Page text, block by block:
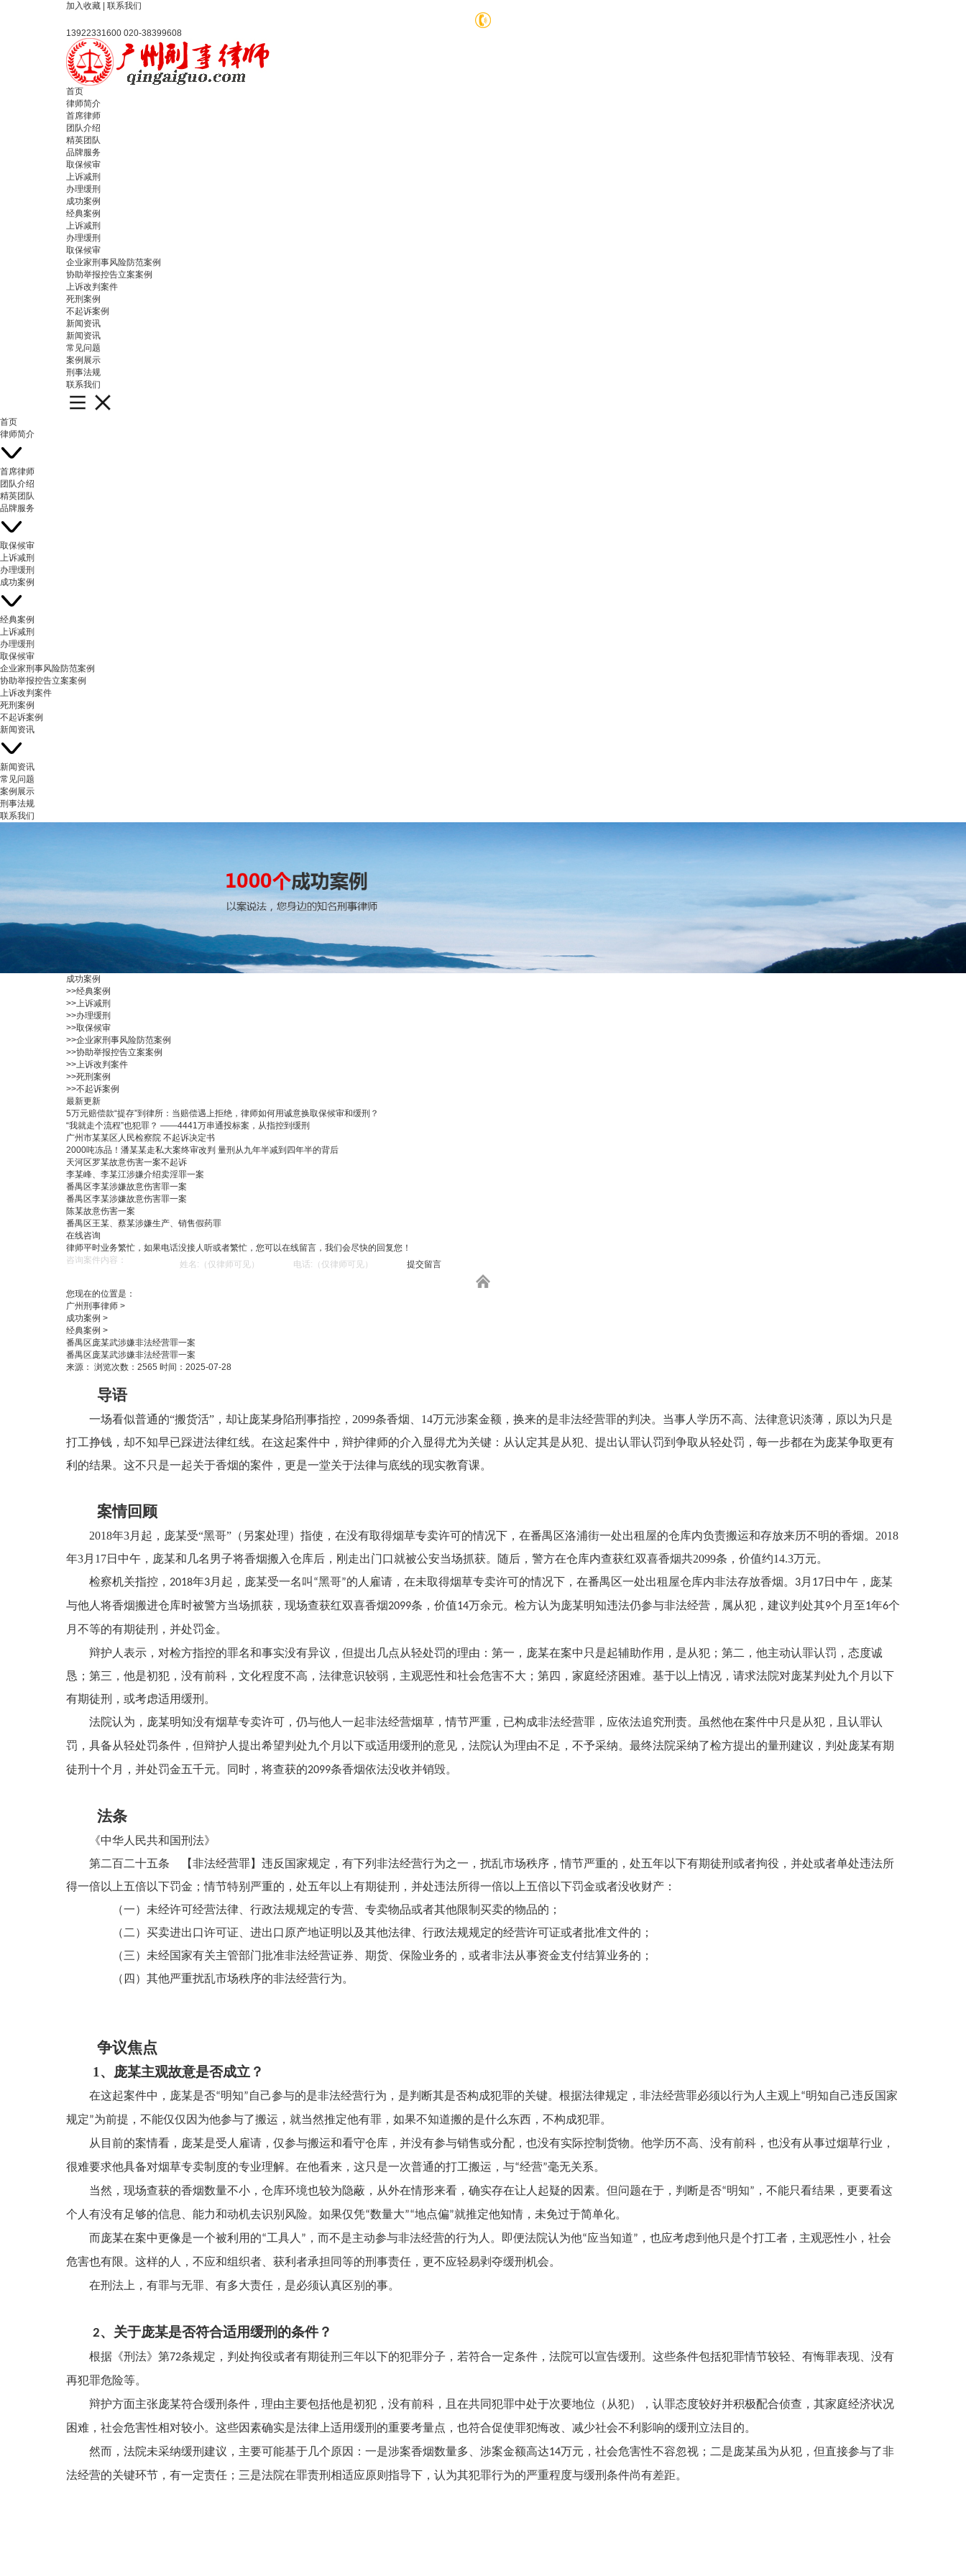
加入收藏 联系我们
13922331600 020-38399608
首页
律师简介
首席律师
团队介绍
精英团队
品牌服务
取保候审
上诉减刑
办理缓刑
成功案例
经典案例
上诉减刑
办理缓刑
取保候审
企业家刑事风险防范案例
协助举报控告立案案例
上诉改判案件
死刑案例
不起诉案例
新闻资讯
新闻资讯
常见问题
案例展示
刑事法规
联系我们
首页
律师简介
首席律师
团队介绍
精英团队
品牌服务
取保候审
上诉减刑
办理缓刑
成功案例
经典案例
上诉减刑
办理缓刑
取保候审
企业家刑事风险防范案例
协助举报控告立案案例
上诉改判案件
死刑案例
不起诉案例
新闻资讯
新闻资讯
常见问题
案例展示
刑事法规
联系我们
成功案例
>>经典案例
>>上诉减刑
>>办理缓刑
>>取保候审
>>企业家刑事风险防范案例
>>协助举报控告立案案例
>>上诉改判案件
>>死刑案例
>>不起诉案例
最新更新
5万元赔偿款“提存”到律所：当赔偿遇上拒绝，律师如何用诚意换取保候审和缓刑？
“我就走个流程”也犯罪？ ——4441万串通投标案，从指控到缓刑
广州市某某区人民检察院 不起诉决定书
2000吨冻品！潘某某走私大案终审改判 量刑从九年半减到四年半的背后
天河区罗某故意伤害一案不起诉
李某峰、李某江涉嫌介绍卖淫罪一案
番禺区李某涉嫌故意伤害罪一案
番禺区李某涉嫌故意伤害罪一案
陈某故意伤害一案
番禺区王某、蔡某涉嫌生产、销售假药罪
在线咨询
律师平时业务繁忙，如果电话没接人听或者繁忙，您可以在线留言，我们会尽快的回复您！
您现在的位置是：
广州刑事律师 >
成功案例 >
经典案例 >
番禺区庞某武涉嫌非法经营罪一案
番禺区庞某武涉嫌非法经营罪一案
来源： 浏览次数：2565 时间：2025-07-28
导语
一场看似普通的“搬货活” ，却让庞某身陷刑事指控， 2099条香烟、 14万元涉案金额，换来的是非法经营罪的判 决。当事人学历不高、法律意识淡薄，原以为只是
打工挣钱，却不知早已踩进法律红线。在这起案件中，辩护律师的介入显得尤为关键：从认定其是从犯、提出认罪认罚到争取从轻处罚，每一步都在为庞某争取更有
利的结果。这不只是一起关于香烟的案件，更是一堂关于法律与底线的现实教育课。
案情回顾
2018年3月起， 庞某受“黑哥” （另案处理）指使，在没有取得烟草专卖许可的情况下，在番禺区洛浦街一处出租屋的仓库内负责搬运和存放来历不明的香烟。 2018
年3月 17日中午， 庞某和几名男子将香烟搬入仓库后，刚走出门口就被公安当场抓获。随后，警方在仓库内查获红双喜香烟共2099条，价值约14.3万元。
检察机关指控， 2018年3月起， 庞某受一名叫 “黑哥”的人雇请，在未取得烟草专卖许可的情况下，在番禺区一处出租屋仓库内非法存放香烟。 3月 17日中午， 庞某
与他人将香烟搬进仓库时被警方当场抓获，现场查获红双喜香烟2099条，价值14万余元。检方认为庞某明知违法仍参与非法经营，属从犯，建议判处其9个月至1年6个
月不等的有期徒刑，并处罚金。
辩护人表示，对检方指控的罪名和事实没有异议，但提出几点从轻处罚的理由：第一， 庞某在案中只是起辅助作用，是从犯；第二，他主动认罪认罚，态度诚
恳；第三，他是初犯，没有前科，文化程度不高，法律意识较弱，主观恶性和社会危害不大；第四，家庭经济困难。基于以上情况，请求法院对庞某判处九个月以下
有期徒刑，或考虑适用缓刑。
法院认为， 庞某明知没有烟草专卖许可，仍与他人一起非法经营烟草，情节严重，已构成非法经营罪，应依法追究刑责。虽然他在案件中只是从犯，且认罪认
罚，具备从轻处罚条件，但辩护人提出希望判处九个月以下或适用缓刑的意见，法院认为理由不足，不予采纳。最终法院采纳了检方提出的量刑建议，判处庞某有期
徒刑十个月，并处罚金五千元。同时，将查获的2099条香烟依法没收并销毁。
法条
《中华人民共和国刑法》
第二百二十五条 【非法经营罪】违反国家规定，有下列非法经营行为之一，扰乱市场秩序，情节严重的，处五年以下有期徒刑或者拘役，并处或者单处违法所
得一倍以上五倍以下罚金；情节特别严重的，处五年以上有期徒刑，并处违法所得一倍以上五倍以下罚金或者没收财产：
（一）未经许可经营法律、行政法规规定的专营、专卖物品或者其他限制买卖的物品的；
（二）买卖进出口许可证、进出口原产地证明以及其他法律、行政法规规定的经营许可证或者批准文件的；
（三）未经国家有关主管部门批准非法经营证券、期货、保险业务的，或者非法从事资金支付结算业务的；
（四）其他严重扰乱市场秩序的非法经营行为。
争议焦点
1 、 庞某主观故意是否成立 ？
在这起案件中， 庞某是否“明知”自己参与的是非法经营行为，是判断其是否构成犯罪的关键。根据法律规定，非法经营罪必须以行为人主观上“明知自己违反国家
规定”为前提，不能仅仅因为他参与了搬运，就当然推定他有罪 ， 如果不知道搬的是什么东西，不构成犯罪。
从目前的案情看， 庞某是受人雇请，仅参与搬运和看守仓库，并没有参与销售或分配，也没有实际控制货物。他学历不高、没有前科，也没有从事过烟草行业，
很难要求他具备对烟草专卖制度的专业理解。在他看来，这只是一次普通的打工搬运，与“经营”毫无关系。
当然，现场查获的香烟数量不小，仓库环境也较为隐蔽，从外在情形来看，确实存在让人起疑的因素。但问题在于，判断是否“明知” ，不能只看结果，更要看这
个人有没有足够的信息、能力和动机去识别风险。如果仅凭“数量大”“地点偏”就推定他知情，未免过于简单化。
而庞某在案中更像是一个被利用的“工具人 ” ，而不是主动参与非法经营的行为人。即便法院认为他“应当知道” ，也应考虑到他只是个打工者，主观恶性小，社会
危害也有限。这样的人，不应和组织者、获利者承担同等的刑事责任，更不应轻易剥夺缓刑机会。
在刑法上，有罪与无罪、有多大责任，是必须认真区别的事。
2、 关于庞某是否符合适用缓刑的条件 ？
根据《刑法》第72条规定，判处拘役或者有期徒刑三年以下的犯罪分子，若符合一定条件，法院可以宣告缓刑。这些条件包括犯罪情节较轻、有悔罪表现、没有
再犯罪危险等。
辩护方面主张庞某符合缓刑条件，理由主要包括他是初犯，没有前科，且在共同犯罪中处于次要地位（从犯），认罪态度较好并积极配合侦查，其家庭经济状况
困难，社会危害性相对较小。这些因素确实是法律上适用缓刑的重要考量点，也符合促使罪犯悔改、减少社会不利影响的缓刑立法目的。
然而，法院未采纳缓刑建议，主要可能基于几个原因：一是涉案香烟数量多、涉案金额高达14万元，社会危害性不容忽视；二是庞某虽为从犯，但直接参与了非
法经营的关键环节， 有一定责任；三是法院在罪责刑相适应原则指导下，认为其犯罪行为的严重程度与缓刑条件尚有差距。